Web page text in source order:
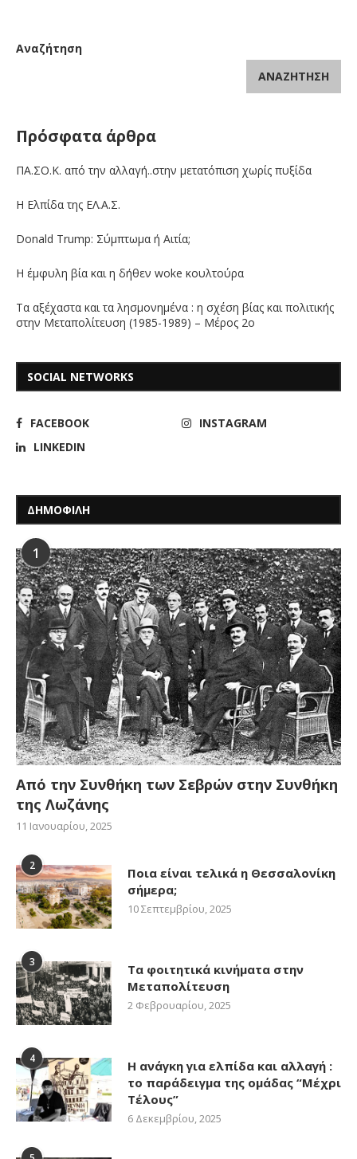
Αναζήτηση
ΑΝΑΖΉΤΗΣΗ
Πρόσφατα άρθρα
ΠΑ.ΣΟ.Κ. από την αλλαγή..στην μετατόπιση χωρίς πυξίδα
Η Ελπίδα της ΕΛ.Α.Σ.
Donald Trump: Σύμπτωμα ή Αιτία;
Η έμφυλη βία και η δήθεν woke κουλτούρα
Τα αξέχαστα και τα λησμονημένα : η σχέση βίας και πολιτικής
στην Μεταπολίτευση (1985-1989) – Μέρος 2ο
SOCIAL NETWORKS
FACEBOOK
INSTAGRAM
LINKEDIN
ΔΗΜΟΦΙΛΗ
1
Από την Συνθήκη των Σεβρών στην Συνθήκη
της Λωζάνης
11 Ιανουαρίου, 2025
2
Ποια είναι τελικά η Θεσσαλονίκη
σήμερα;
10 Σεπτεμβρίου, 2025
3
Τα φοιτητικά κινήματα στην
Μεταπολίτευση
2 Φεβρουαρίου, 2025
4
Η ανάγκη για ελπίδα και αλλαγή :
το παράδειγμα της ομάδας “Μέχρι
Τέλους”
6 Δεκεμβρίου, 2025